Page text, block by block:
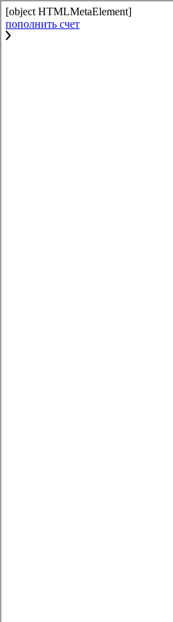
[object HTMLMetaElement]
пополнить счет